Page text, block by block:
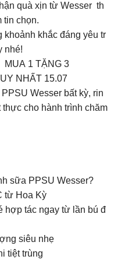
quà xịn từ Wesser th
tin chọn.
khắc đáng yêu tr
nhé!
MUA 1 TẶNG 3
NHẤT 15.07
Wesser bất kỳ, rin
cho hành trình chăm
sữa PPSU Wesser?
từ Hoa Kỳ
hợp tác ngay từ lần bú đ
siêu nhẹ
tiệt trùng